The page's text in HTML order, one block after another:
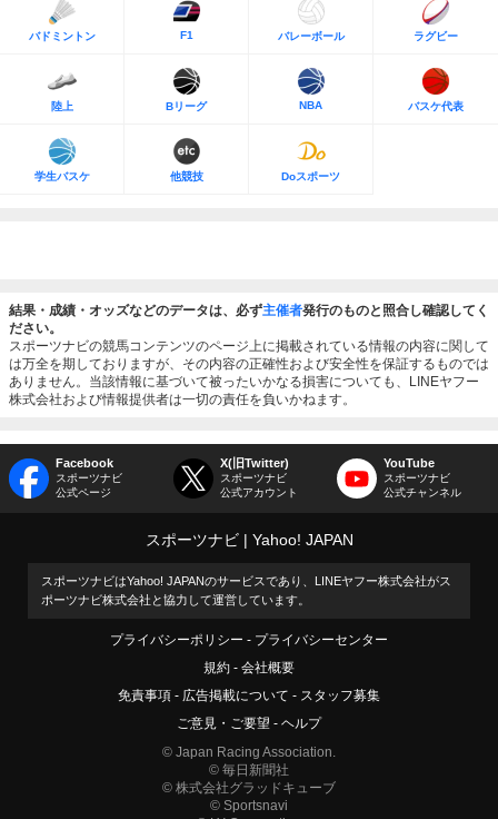
バドミントン F1 バレーボール ラグビー
陸上 Bリーグ NBA バスケ代表
学生バスケ 他競技 Doスポーツ
結果・成績・オッズなどのデータは、必ず主催者発行のものと照合し確認してく
ださい。
スポーツナビの競馬コンテンツのページ上に掲載されている情報の内容に関して
は万全を期しておりますが、その内容の正確性および安全性を保証するものでは
ありません。当該情報に基づいて被ったいかなる損害についても、LINEヤフー
株式会社および情報提供者は一切の責任を負いかねます。
Facebook
スポーツナビ
公式ページ
X(旧Twitter)
スポーツナビ
公式アカウント
YouTube
スポーツナビ
公式チャンネル
スポーツナビ Yahoo! JAPAN
スポーツナビはYahoo! JAPANのサービスであり、LINEヤフー株式会社がス
ポーツナビ株式会社と協力して運営しています。
プライバシーポリシー
プライバシーセンター
規約
会社概要
免責事項
広告掲載について
スタッフ募集
ご意見・ご要望
ヘルプ
© Japan Racing Association.
© 毎日新聞社
© 株式会社グラッドキューブ
© Sportsnavi